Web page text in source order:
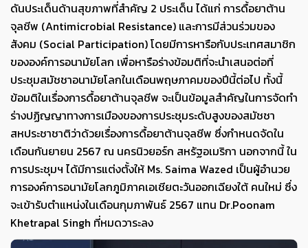
ดันประเด็นด้านสุขภาพที่สำคัญ 2 ประเด็น ได้แก่ การดื้อยาต้าน
จุลชีพ (Antimicrobial Resistance) และการมีส่วนร่วมของ
สังคม (Social Participation) โดยมีการหารือกับประเทศสมาชิก
ขององค์การอนามัยโลก เพื่อหารือร่างข้อมติที่จะนำเสนอต่อที่
ประชุมสมัชชาอนามัยโลกในเดือนพฤษภาคมของปีนี้ต่อไป ทั้งนี้
ข้อมติในเรื่องการดื้อยาต้านจุลชีพ จะเป็นข้อมูลสำคัญในการจัดทำ
ร่างปฏิญญาทางการเมืองของการประชุมระดับสูงของสมัชชา
สหประชาชาติว่าด้วยเรื่องการดื้อยาต้านจุลชีพ ซึ่งกำหนดจัดใน
เดือนกันยายน 2567 ณ นครนิวยอร์ก สหรัฐอเมริกา นอกจากนี้ ใน
การประชุมฯ ได้มีการแต่งตั้งให้ Ms. Saima Wazed เป็นผู้อำนวย
การองค์การอนามัยโลกภูมิภาคเอเชียตะวันออกเฉียงใต้ คนใหม่ ซึ่ง
จะเข้ารับตำแหน่งในเดือนกุมภาพันธ์ 2567 แทน Dr.Poonam
Khetrapal Singh ที่หมดวาระลง